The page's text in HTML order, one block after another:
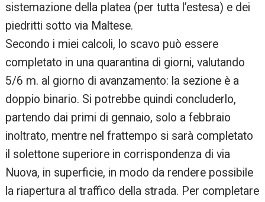
sistemazione della platea (per tutta l’estesa) e dei
piedritti sotto via Maltese.
Secondo i miei calcoli, lo scavo può essere
completato in una quarantina di giorni, valutando
5/6 m. al giorno di avanzamento: la sezione è a
doppio binario. Si potrebbe quindi concluderlo,
partendo dai primi di gennaio, solo a febbraio
inoltrato, mentre nel frattempo si sarà completato
il solettone superiore in corrispondenza di via
Nuova, in superficie, in modo da rendere possibile
la riapertura al traffico della strada. Per completare